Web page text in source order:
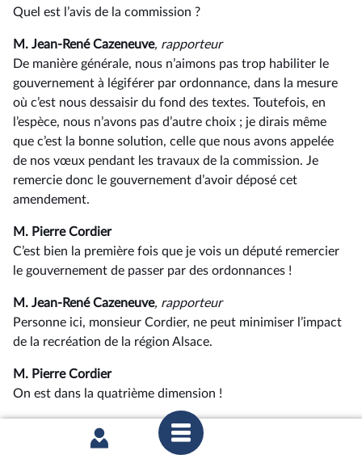
Quel est l’avis de la commission ?
M. Jean-René Cazeneuve, rapporteur
De manière générale, nous n’aimons pas trop habiliter le
gouvernement à légiférer par ordonnance, dans la mesure
où c’est nous dessaisir du fond des textes. Toutefois, en
l’espèce, nous n’avons pas d’autre choix ; je dirais même
que c’est la bonne solution, celle que nous avons appelée
de nos vœux pendant les travaux de la commission. Je
remercie donc le gouvernement d’avoir déposé cet
amendement.
M. Pierre Cordier
C’est bien la première fois que je vois un député remercier
le gouvernement de passer par des ordonnances !
M. Jean-René Cazeneuve, rapporteur
Personne ici, monsieur Cordier, ne peut minimiser l’impact
de la recréation de la région Alsace.
M. Pierre Cordier
On est dans la quatrième dimension !
M. Jean-René Cazeneuve
, rapporteur
Quand on sépare deux régions, cela a un impact sur les